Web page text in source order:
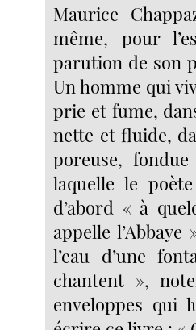
Maurice
même, pour
parution de son
Un homme qui
prie et fume,
nette et fluide,
poreuse,
laquelle le
d’abord « à
appelle
l’eau d’une
chantent »,
enveloppes qui